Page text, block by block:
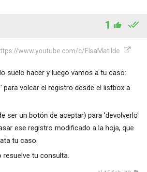
1
www.youtube.com/c/ElsaMatilde
suelo hacer y luego vamos a tu caso:
para volcar el registro desde el listbox a
ser un botón de aceptar) para 'devolverlo'
ese registro modificado a la hoja, que
tu caso.
tu consulta.